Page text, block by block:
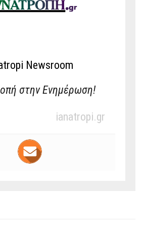
Newsroom
στην Ενημέρωση!
ianatropi.gr